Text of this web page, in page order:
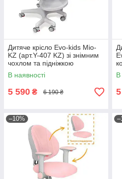
Дитяче крісло Evo-kids Mio-
KZ (арт.Y-407 KZ) зі знімним
чохлом та підніжкою
В наявності
5 590 ₴ 6 190 ₴
В
–10%